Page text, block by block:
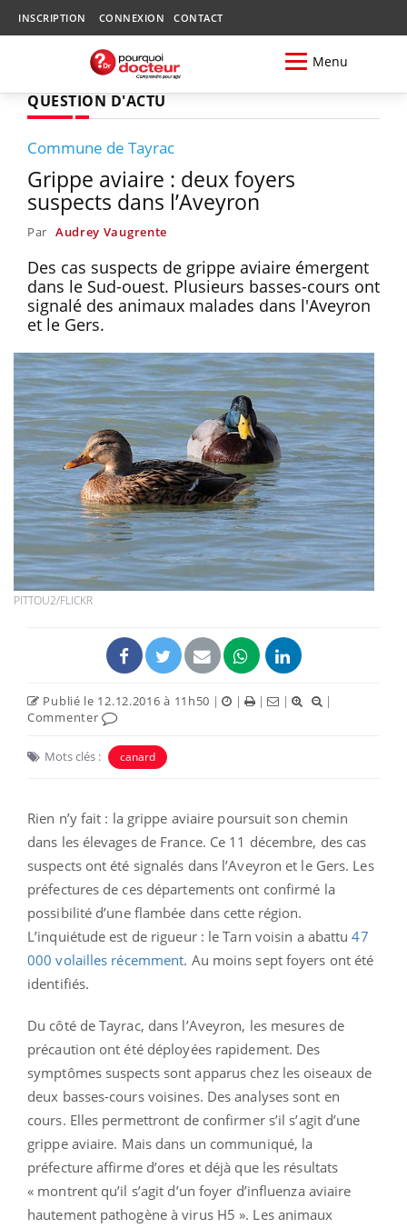
INSCRIPTION CONNEXION CONTACT
Menu
QUESTION D'ACTU
Commune de Tayrac
Grippe aviaire : deux foyers
suspects dans l’Aveyron
Par Audrey Vaugrente
Des cas suspects de grippe aviaire émergent
dans le Sud-ouest. Plusieurs basses-cours ont
signalé des animaux malades dans l'Aveyron
et le Gers.
PITTOU2/FLICKR
Publié le 12.12.2016 à 11h50 | | | |
|
Commenter
Mots clés : canard
Rien n’y fait : la grippe aviaire poursuit son chemin
dans les élevages de France. Ce 11 décembre, des cas
suspects ont été signalés dans l’Aveyron et le Gers. Les
préfectures de ces départements ont confirmé la
possibilité d’une flambée dans cette région.
L’inquiétude est de rigueur : le Tarn voisin a abattu47
000 volailles récemment. Au moins sept foyers ont été
identifiés.
Du côté de Tayrac, dans l’Aveyron, les mesures de
précaution ont été déployées rapidement. Des
symptômes suspects sont apparus chez les oiseaux de
deux basses-cours voisines. Des analyses sont en
cours. Elles permettront de confirmer s’il s’agit d’une
grippe aviaire. Mais dans un communiqué, la
préfecture affirme d’ores et déjà que les résultats
« montrent qu’il s’agit d’un foyer d’influenza aviaire
hautement pathogène à virus H5 ». Les animaux